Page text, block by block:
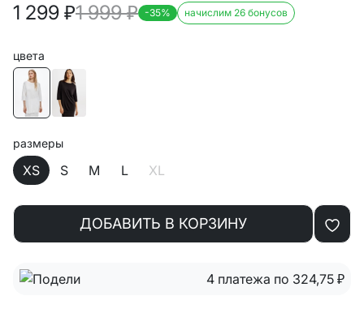
1 299 ₽1 999₽ -35% начислим 26 бонусов
цвета
размеры
XS S M L XL
ДОБАВИТЬ В КОРЗИНУ
4 платежа по 324,75 ₽